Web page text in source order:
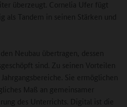
überzeugt. Cornelia Ufer fügt
als Tandem in seinen Stärken und
Neubau übertragen, dessen
sind. Zu seinen Vorteilen
Sie ermöglichen
Maß an gemeinsamer
des Unterrichts. Digital ist die